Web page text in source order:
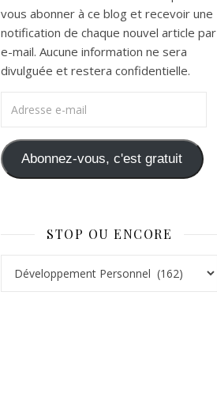
vous abonner à ce blog et recevoir une
notification de chaque nouvel article par
e-mail. Aucune information ne sera
divulguée et restera confidentielle.
Abonnez-vous, c'est gratuit
STOP OU ENCORE